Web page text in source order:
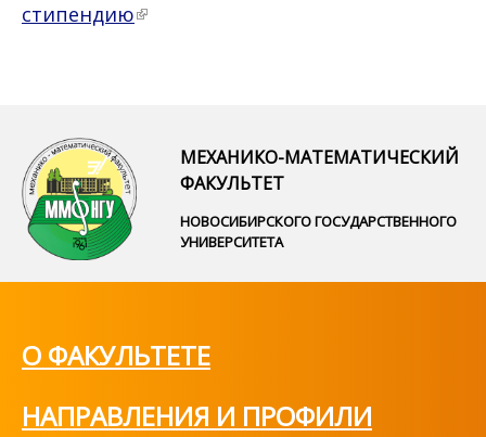
стипендию
МЕХАНИКО-МАТЕМАТИЧЕСКИЙ
ФАКУЛЬТЕТ
НОВОСИБИРСКОГО ГОСУДАРСТВЕННОГО
УНИВЕРСИТЕТА
О ФАКУЛЬТЕТЕ
НАПРАВЛЕНИЯ И ПРОФИЛИ